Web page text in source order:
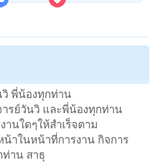
วิ พี่น้องทุกท่าน
รย์วันวิ และพี่น้องทุกท่าน
นใดๆให้สำเร็จตาม
น้าในหน้าที่การงาน กิจการ
ท่าน สาธุ